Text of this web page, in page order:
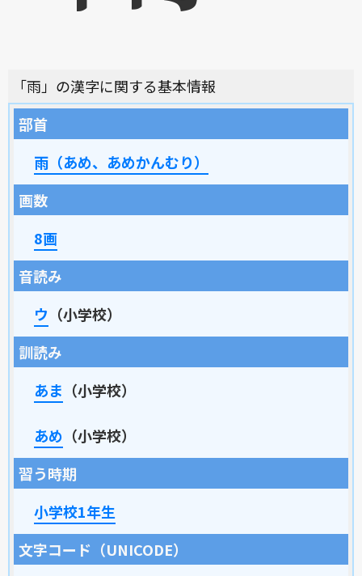
「雨」の漢字に関する基本情報
部首
雨（あめ、あめかんむり）
画数
8画
音読み
ウ （小学校）
訓読み
あま （小学校）
あめ （小学校）
習う時期
小学校1年生
文字コード（UNICODE）